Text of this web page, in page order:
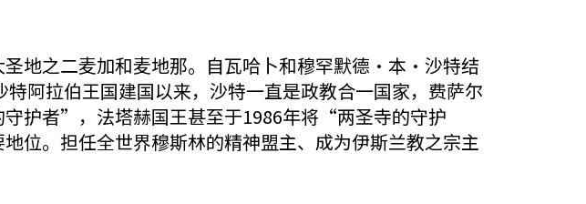
地之二麦加和麦地那。自瓦哈卜和穆罕默德·本·沙特结
阿拉伯王国建国以来，沙特一直是政教合一国家，费萨尔
护者”，法塔赫国王甚至于1986年将“两圣寺的守护
位。担任全世界穆斯林的精神盟主、成为伊斯兰教之宗主